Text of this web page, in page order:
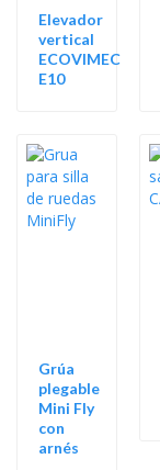
Elevador
vertical
ECOVIMEC
E10
Grúa
plegable
Mini Fly
con
arnés